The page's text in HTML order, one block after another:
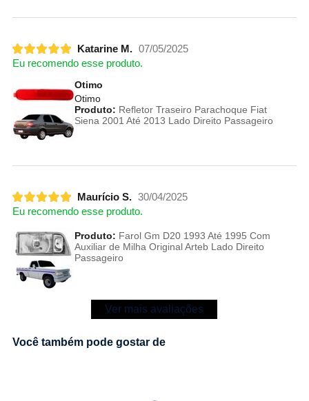
Katarine M. 07/05/2025
Eu recomendo esse produto.
Otimo
Otimo
Produto: Refletor Traseiro Parachoque Fiat
Siena 2001 Até 2013 Lado Direito Passageiro
Maurício S. 30/04/2025
Eu recomendo esse produto.
Produto: Farol Gm D20 1993 Até 1995 Com
Auxiliar de Milha Original Arteb Lado Direito
Passageiro
Ver mais avaliações
Você também pode gostar de